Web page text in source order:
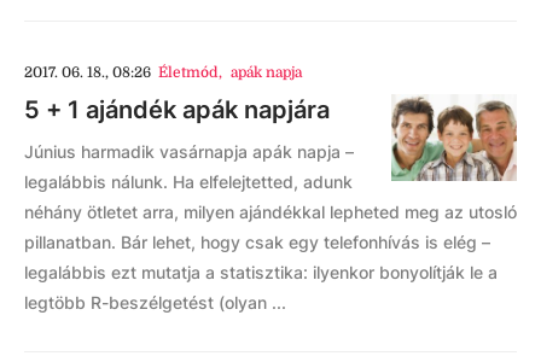
2017. 06. 18., 08:26 Életmód, apák napja
5 + 1 ajándék apák napjára
Június harmadik vasárnapja apák napja –
legalábbis nálunk. Ha elfelejtetted, adunk
néhány ötletet arra, milyen ajándékkal lepheted meg az utosló
pillanatban. Bár lehet, hogy csak egy telefonhívás is elég –
legalábbis ezt mutatja a statisztika: ilyenkor bonyolítják le a
legtöbb R-beszélgetést (olyan ...